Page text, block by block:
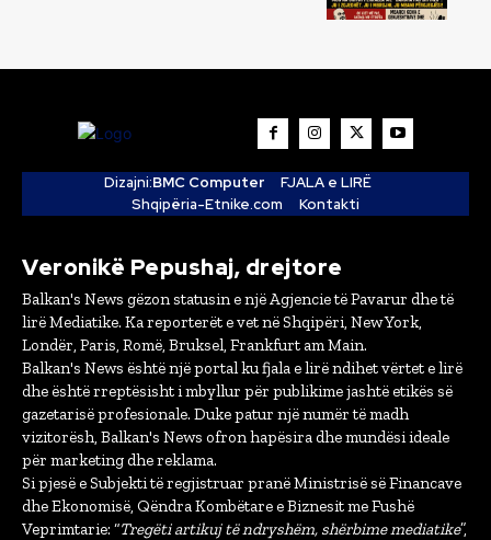
Dizajni:BMC Computer
FJALA e LIRË
Shqipëria-Etnike.com
Kontakti
Veronikë Pepushaj, drejtore
Balkan's News gëzon statusin e një Agjencie të Pavarur dhe të
lirë Mediatike. Ka reporterët e vet në Shqipëri, New York,
Londër, Paris, Romë, Bruksel, Frankfurt am Main.
Balkan's News është një portal ku fjala e lirë ndihet vërtet e lirë
dhe është rreptësisht i mbyllur për publikime jashtë etikës së
gazetarisë profesionale. Duke patur një numër të madh
vizitorësh, Balkan's News ofron hapësira dhe mundësi ideale
për marketing dhe reklama.
Si pjesë e Subjekti të regjistruar pranë Ministrisë së Financave
dhe Ekonomisë, Qëndra Kombëtare e Biznesit me Fushë
Veprimtarie: “Tregëti artikuj të ndryshëm, shërbime mediatike”,